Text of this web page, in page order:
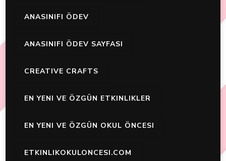
ANASINIFI ÖDEV
ANASINIFI ÖDEV SAYFASI
CREATIVE CRAFTS
EN YENI VE ÖZGÜN ETKINLIKLER
EN YENI VE ÖZGÜN OKUL ÖNCESI
ETKINLIKOKULONCESI.COM